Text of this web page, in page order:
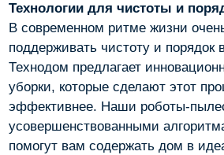
Технологии для чистоты и
В современном ритме жизни
поддерживать чистоту и порядок
Технодом предлагает
уборки, которые сделают этот
эффективнее. Наши роботы-
усовершенствованными
помогут вам содержать дом в